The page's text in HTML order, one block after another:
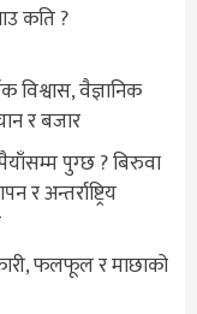
कति ?
विश्वास, वैज्ञानिक
र बजार
पुग्छ ? बिरुवा
अन्तर्राष्ट्रिय
फलफूल र माछाको